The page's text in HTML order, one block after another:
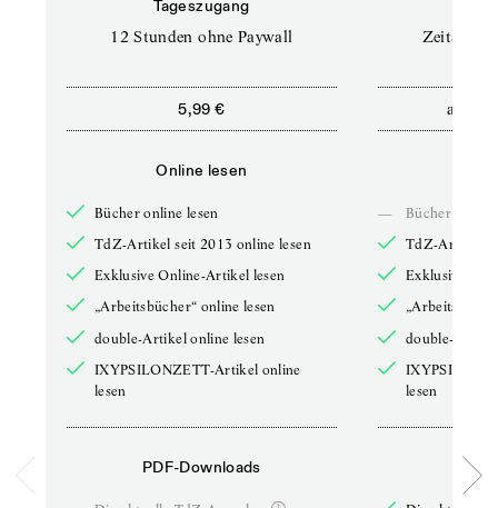
Tageszugang
12 Stunden ohne Paywall
5,99 €
Online lesen
Bücher online lesen
TdZ-Artikel seit 2013 online lesen
Exklusive Online-Artikel lesen
„Arbeitsbücher“ online lesen
double-Artikel online lesen
IXYPSILONZETT-Artikel online
lesen
PDF-Downloads
ab
—
Bücher online
TdZ-Artikel
Exklusive
double-
lesen